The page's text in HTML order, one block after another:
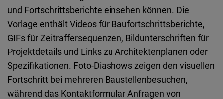
und Fortschrittsberichte einsehen können. Die
Vorlage enthält Videos für Baufortschrittsberichte,
GIFs für Zeitraffersequenzen, Bildunterschriften für
Projektdetails und Links zu Architektenplänen oder
Spezifikationen. Foto-Diashows zeigen den visuellen
Fortschritt bei mehreren Baustellenbesuchen,
während das Kontaktformular Anfragen von